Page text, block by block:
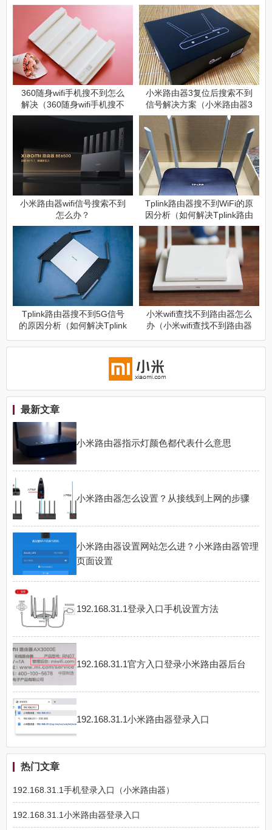
解决方案）
不到投屏设备解决方案）
360随身wifi手机搜不到怎么
解决（360随身wifi手机搜不
到解决方案）
小米路由器3复位后搜索不到
信号解决方案（小米路由器3
复位后搜索不到信号怎么
小米路由器wifi信号搜索不到
怎么办？
Tplink路由器搜不到WiFi的原
因分析（如何解决Tplink路由
器搜不到WiFi的问题）
Tplink路由器搜不到5G信号
的原因分析（如何解决Tplink
题）
小米wifi查找不到路由器怎么
办（小米wifi查找不到路由器
最新文章
小米路由器指示灯颜色都代表什么意思
小米路由器怎么设置？从接线到上网的步骤
小米路由器设置网站怎么进？小米路由器管理
页面设置
192.168.31.1登录入口手机设置方法
192.168.31.1官方入口登录小米路由器后台
192.168.31.1小米路由器登录入口
热门文章
192.168.31.1手机登录入口（小米路由器）
192.168.31.1小米路由器登录入口